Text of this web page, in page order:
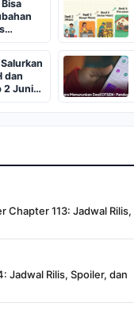
dan
2 Juni
Chapter 113: Jadwal Rilis,
Jadwal Rilis, Spoiler, dan